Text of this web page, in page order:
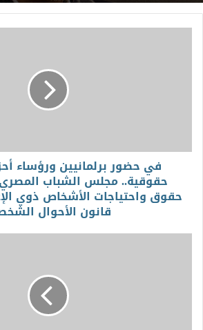
في حضور برلمانيين ورؤساء
حقوقية.. مجلس الشباب المصري
حقوق واحتياجات الأشخاص ذوي
قانون الأحوال